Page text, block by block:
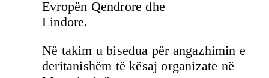
Evropën Qendrore dhe
Lindore.
Në takim u bisedua për angazhimin e
deritanishëm të kësaj organizate në